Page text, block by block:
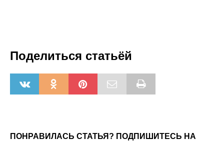
Поделиться статьёй
ПОНРАВИЛАСЬ СТАТЬЯ? ПОДПИШИТЕСЬ НА